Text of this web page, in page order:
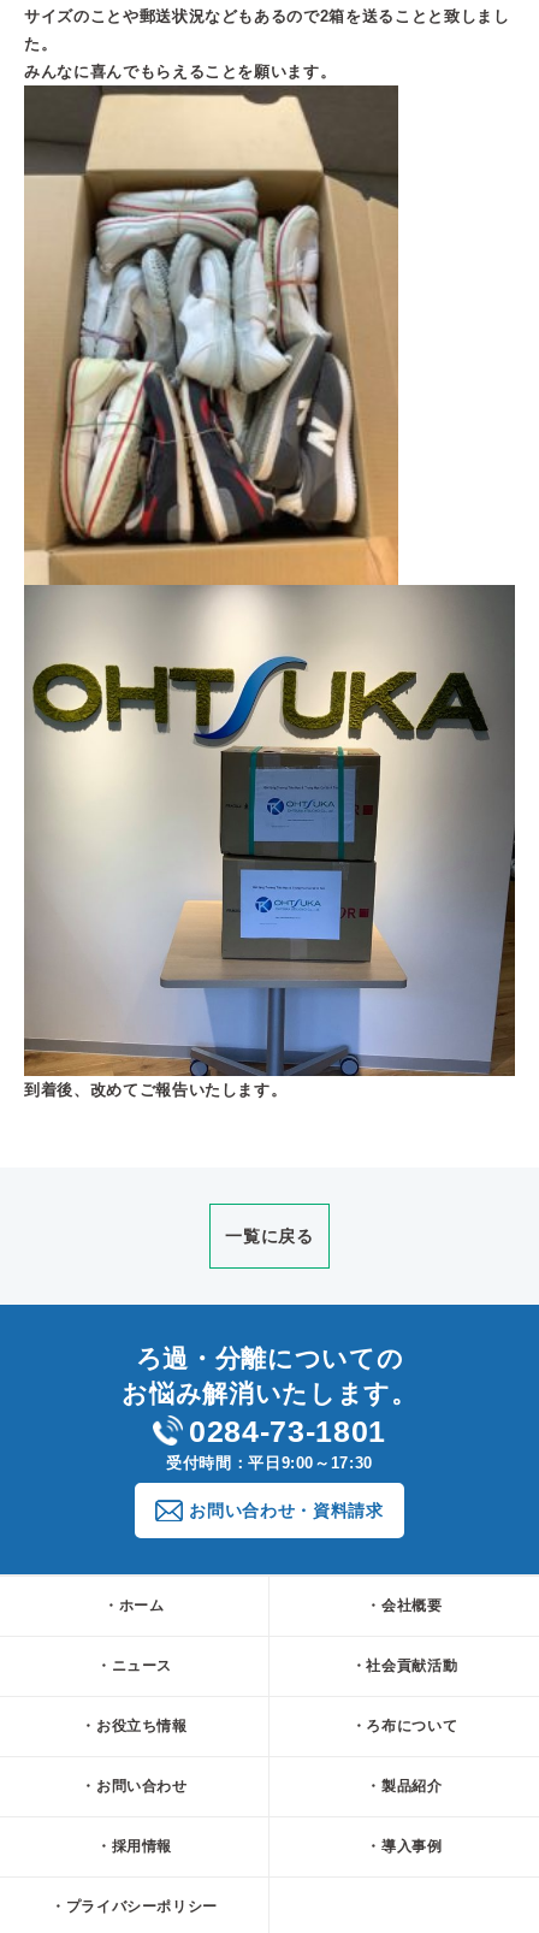
サイズのことや郵送状況などもあるので2箱を送ることと致しまし
た。
みんなに喜んでもらえることを願います。
到着後、改めてご報告いたします。
一覧に戻る
ろ過・分離についての
お悩み解消いたします。
0284-73-1801
受付時間：平日9:00～17:30
お問い合わせ・資料請求
ホーム 会社概要
ニュース 社会貢献活動
お役立ち情報 ろ布について
お問い合わせ 製品紹介
採用情報 導入事例
プライバシーポリシー